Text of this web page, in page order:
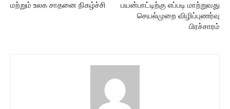
மற்றும் உலக சாதனை நிகழ்ச்சி
பயன்பாட்டிற்கு எப்படி மாற்றுவது
செயல்முறை விழிப்புணர்வு
பிரச்சாரம்